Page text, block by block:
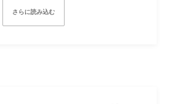
さらに読み込む